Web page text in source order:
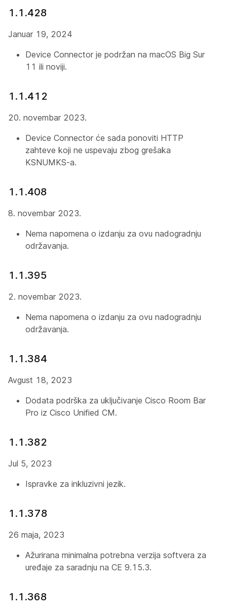
1.1.428
Januar 19, 2024
Device Connector je podržan na macOS Big Sur
11 ili noviji.
1.1.412
20. novembar 2023.
Device Connector će sada ponoviti HTTP
zahteve koji ne uspevaju zbog grešaka
KSNUMKS-a.
1.1.408
8. novembar 2023.
Nema napomena o izdanju za ovu nadogradnju
održavanja.
1.1.395
2. novembar 2023.
Nema napomena o izdanju za ovu nadogradnju
održavanja.
1.1.384
Avgust 18, 2023
Dodata podrška za uključivanje Cisco Room Bar
Pro iz Cisco Unified CM.
1.1.382
Jul 5, 2023
Ispravke za inkluzivni jezik.
1.1.378
26 maja, 2023
Ažurirana minimalna potrebna verzija softvera za
uređaje za saradnju na CE 9.15.3.
1.1.368